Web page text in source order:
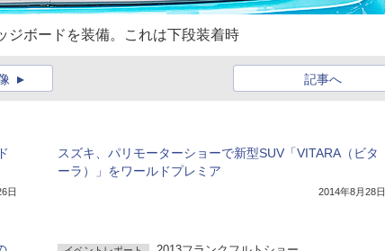
ジボードを装備。これは下段装着時
記事へ
日
スズキ、パリモーターショーで新型SUV「VITARA（ビタ
ーラ）」をワールドプレミア
2014年8月28日